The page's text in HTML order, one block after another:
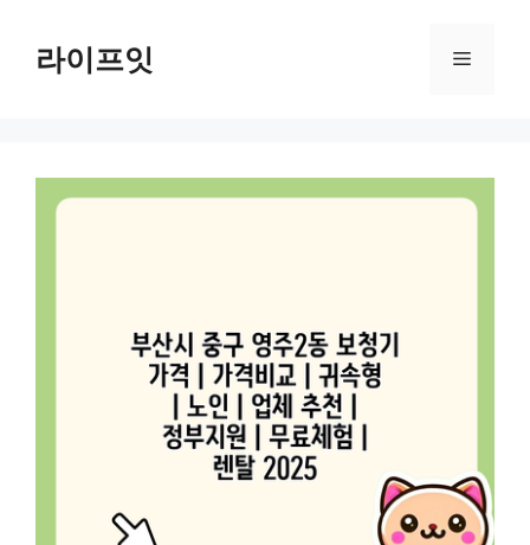
content라이프잇 Menu